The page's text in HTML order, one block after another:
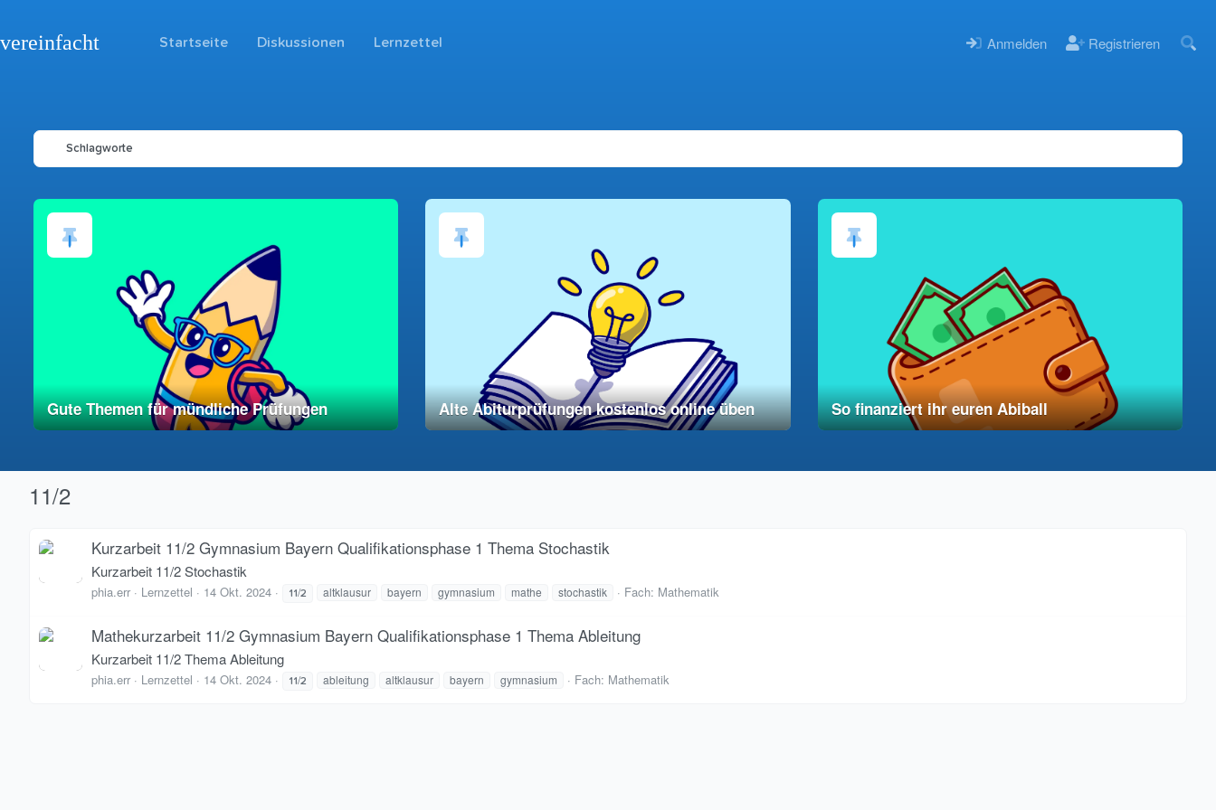
vereinfacht Startseite Diskussionen Lernzettel Anmelden Registrieren
Schlagworte
Gute Themen für mündliche Prüfungen Alte Abiturprüfungen kostenlos online üben So finanziert ihr euren Abiball
11/2
Kurzarbeit 11/2 Gymnasium Bayern Qualifikationsphase 1 Thema Stochastik
Kurzarbeit 11/2 Stochastik
phia.err Lernzettel 14 Okt. 2024 11/2 altklausur bayern gymnasium mathe stochastik Fach: Mathematik
Mathekurzarbeit 11/2 Gymnasium Bayern Qualifikationsphase 1 Thema Ableitung
Kurzarbeit 11/2 Thema Ableitung
phia.err Lernzettel 14 Okt. 2024 11/2 ableitung altklausur bayern gymnasium Fach: Mathematik